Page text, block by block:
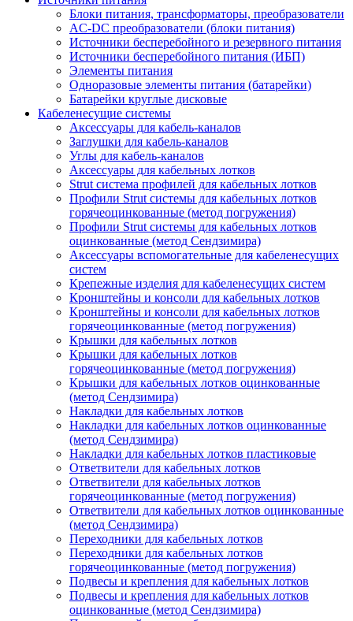
Блоки питания, трансформаторы, преобразователи
AC-DC преобразователи (блоки питания)
Источники бесперебойного и резервного питания
Источники бесперебойного питания (ИБП)
Элементы питания
Одноразовые элементы питания (батарейки)
Батарейки круглые дисковые
Кабеленесущие системы
Аксессуары для кабель-каналов
Заглушки для кабель-каналов
Углы для кабель-каналов
Аксессуары для кабельных лотков
Strut система профилей для кабельных лотков
Профили Strut системы для кабельных лотков
горячеоцинкованные (метод погружения)
Профили Strut системы для кабельных лотков
оцинкованные (метод Сендзимира)
Аксессуары вспомогательные для кабеленесущих
систем
Крепежные изделия для кабеленесущих систем
Кронштейны и консоли для кабельных лотков
Кронштейны и консоли для кабельных лотков
горячеоцинкованные (метод погружения)
Крышки для кабельных лотков
Крышки для кабельных лотков
горячеоцинкованные (метод погружения)
Крышки для кабельных лотков оцинкованные
(метод Сендзимира)
Накладки для кабельных лотков
Накладки для кабельных лотков оцинкованные
(метод Сендзимира)
Накладки для кабельных лотков пластиковые
Ответвители для кабельных лотков
Ответвители для кабельных лотков
горячеоцинкованные (метод погружения)
Ответвители для кабельных лотков оцинкованные
(метод Сендзимира)
Переходники для кабельных лотков
Переходники для кабельных лотков
горячеоцинкованные (метод погружения)
Подвесы и крепления для кабельных лотков
Подвесы и крепления для кабельных лотков
оцинкованные (метод Сендзимира)